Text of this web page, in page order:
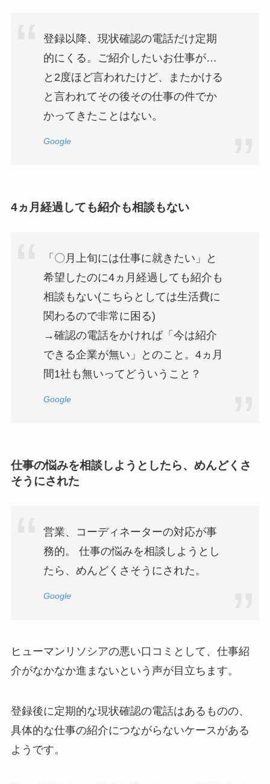
登録以降、現状確認の電話だけ定期
的にくる。ご紹介したいお仕事が…
と2度ほど言われたけど、またかける
と言われてその後その仕事の件でか
かってきたことはない。
Google
4ヵ月経過しても紹介も相談もない
「〇月上旬には仕事に就きたい」と
希望したのに4ヵ月経過しても紹介も
相談もない(こちらとしては生活費に
関わるので非常に困る)
→確認の電話をかければ「今は紹介
できる企業が無い」とのこと。4ヵ月
間1社も無いってどういうこと？
Google
仕事の悩みを相談しようとしたら、めんどくさ
そうにされた
営業、コーディネーターの対応が事
務的。 仕事の悩みを相談しようとし
たら、めんどくさそうにされた。
Google
ヒューマンリソシアの悪い口コミとして、仕事紹
介がなかなか進まないという声が目立ちます。
登録後に定期的な現状確認の電話はあるものの、
具体的な仕事の紹介につながらないケースがある
ようです。